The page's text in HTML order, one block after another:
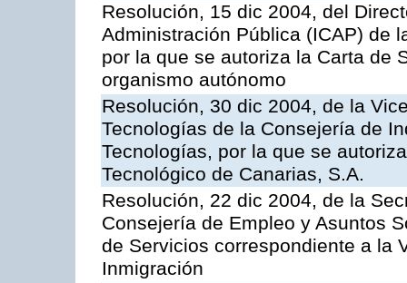
Resolución, 15 dic 2004, del
Administración Pública (ICAP) de
por la que se autoriza la Carta de
organismo autónomo
Resolución, 30 dic 2004, de la
Tecnologías de la Consejería de
Tecnologías, por la que se
Tecnológico de Canarias, S.A.
Resolución, 22 dic 2004, de la
Consejería de Empleo y Asuntos
de Servicios correspondiente a la
Inmigración